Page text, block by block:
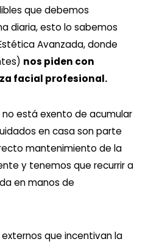
que debemos
diaria, esto lo sabemos
Avanzada, donde
nos piden con
facial profesional.
está exento de acumular
en casa son parte
mantenimiento de la
y tenemos que recurrir a
en manos de
que incentivan la